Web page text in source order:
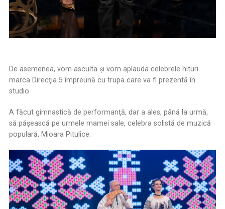
De asemenea, vom asculta şi vom aplauda celebrele hituri
marca Direcţia 5 împreună cu trupa care va fi prezentă în
studio.
A făcut gimnastică de performanţă, dar a ales, până la urmă,
să păşească pe urmele mamei sale, celebra solistă de muzică
populară, Mioara Pitulice.